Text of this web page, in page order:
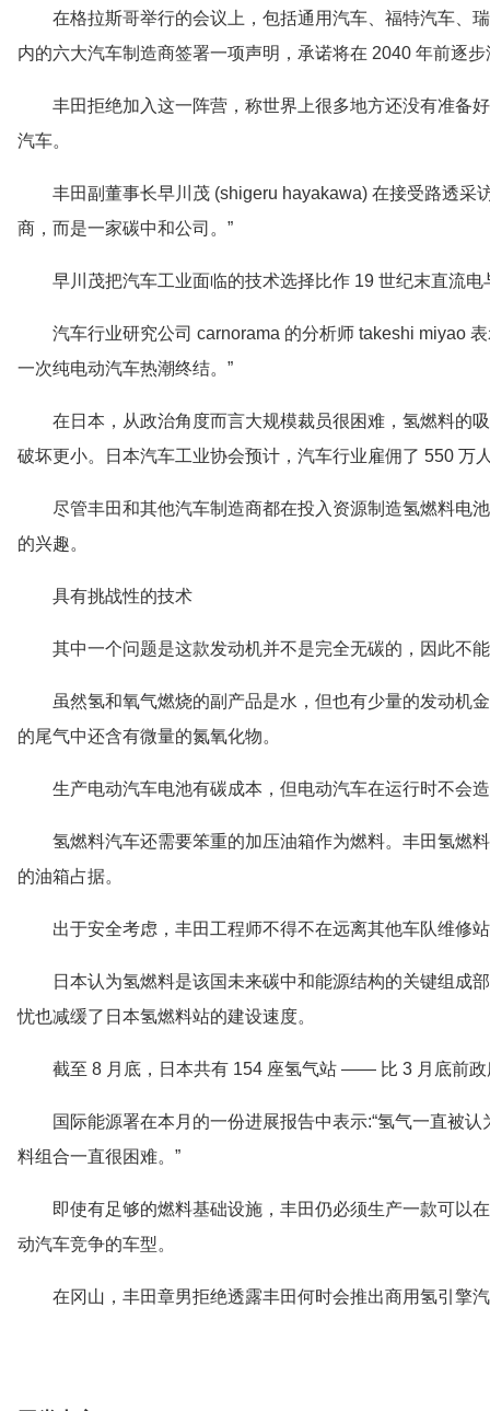
在格拉斯哥举行的会议上，包括通用汽车、福特汽车、
内的六大汽车制造商签署一项声明，承诺将在 2040 年前逐
丰田拒绝加入这一阵营，称世界上很多地方还没有准备
汽车。
丰田副董事长早川茂 (shigeru hayakawa) 在接受路透采
商，而是一家碳中和公司。”
早川茂把汽车工业面临的技术选择比作 19 世纪末直流
汽车行业研究公司 carnorama 的分析师 takeshi miyao
一次纯电动汽车热潮终结。”
在日本，从政治角度而言大规模裁员很困难，氢燃料的
破坏更小。日本汽车工业协会预计，汽车行业雇佣了 550 万
尽管丰田和其他汽车制造商都在投入资源制造氢燃料电
的兴趣。
具有挑战性的技术
其中一个问题是这款发动机并不是完全无碳的，因此不
虽然氢和氧气燃烧的副产品是水，但也有少量的发动机
的尾气中还含有微量的氮氧化物。
生产电动汽车电池有碳成本，但电动汽车在运行时不会
氢燃料汽车还需要笨重的加压油箱作为燃料。丰田氢燃
的油箱占据。
出于安全考虑，丰田工程师不得不在远离其他车队维修
日本认为氢燃料是该国未来碳中和能源结构的关键组成
忧也减缓了日本氢燃料站的建设速度。
截至 8 月底，日本共有 154 座氢气站 —— 比 3 月底前政
国际能源署在本月的一份进展报告中表示:“氢气一直被
料组合一直很困难。”
即使有足够的燃料基础设施，丰田仍必须生产一款可以
动汽车竞争的车型。
在冈山，丰田章男拒绝透露丰田何时会推出商用氢引擎